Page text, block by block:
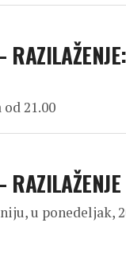
21.00
u ponedeljak,